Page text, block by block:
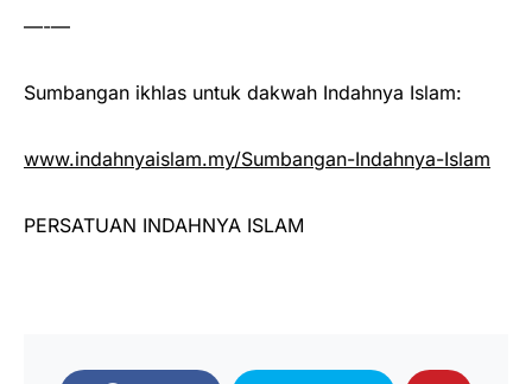
—-—
Sumbangan ikhlas untuk dakwah Indahnya Islam:
www.indahnyaislam.my/Sumbangan-Indahnya-Islam
PERSATUAN INDAHNYA ISLAM